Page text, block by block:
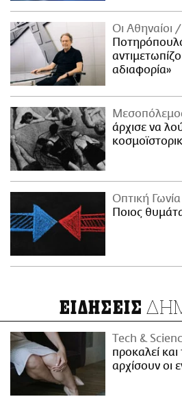
Οι Αθηναίοι
αδιαφορία»
άρχισε να
Οπτική Γωνία
Ποιος
ΕΙΔΗΣΕΙΣ
Τech &
προκαλεί
αρχίσουν οι